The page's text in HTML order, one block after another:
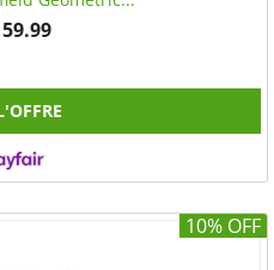
10% OFF